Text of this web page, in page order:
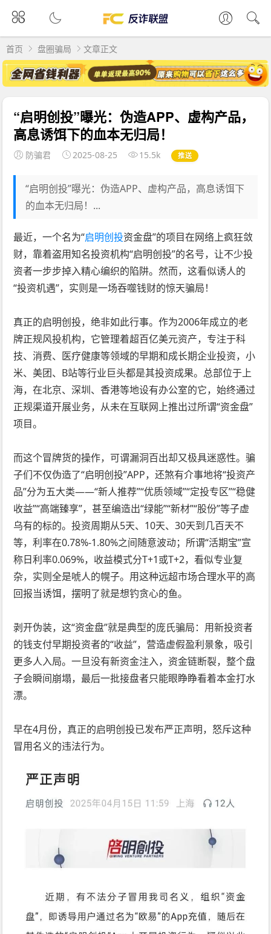
首页 盘圈骗局 文章正文
“启明创投”曝光：伪造APP、虚构产品，
高息诱饵下的血本无归局！
防骗君 2025-08-25 15.5k 推送
“启明创投”曝光：伪造APP、虚构产品，高息诱饵下
的血本无归局！...
最近，一个名为“启明创投资金盘”的项目在网络上疯狂敛
财，靠着盗用知名投资机构“启明创投”的名号，让不少投
资者一步步掉入精心编织的陷阱。然而，这看似诱人的
“投资机遇”，实则是一场吞噬钱财的惊天骗局！
真正的启明创投，绝非如此行事。作为2006年成立的老
牌正规风投机构，它管理着超百亿美元资产，专注于科
技、消费、医疗健康等领域的早期和成长期企业投资，小
米、美团、B站等行业巨头都是其投资成果。总部位于上
海，在北京、深圳、香港等地设有办公室的它，始终通过
正规渠道开展业务，从未在互联网上推出过所谓“资金盘”
项目。
而这个冒牌货的操作，可谓漏洞百出却又极具迷惑性。骗
子们不仅伪造了“启明创投”APP，还煞有介事地将“投资产
品”分为五大类——“新人推荐”“优质领域”“定投专区”“稳健
收益”“高端臻享”，甚至编造出“绿能”“新材”“股份”等子虚
乌有的标的。投资周期从5天、10天、30天到几百天不
等，利率在0.78%-1.80%之间随意波动；所谓“活期宝”宣
称日利率0.069%，收益模式分T+1或T+2，看似专业复
杂，实则全是唬人的幌子。用这种远超市场合理水平的高
回报当诱饵，摆明了就是想钓贪心的鱼。
剥开伪装，这“资金盘”就是典型的庞氏骗局：用新投资者
的钱支付早期投资者的“收益”，营造虚假盈利景象，吸引
更多人入局。一旦没有新资金注入，资金链断裂，整个盘
子会瞬间崩塌，最后一批接盘者只能眼睁睁看着本金打水
漂。
早在4月份，真正的启明创投已发布严正声明，怒斥这种
冒用名义的违法行为。